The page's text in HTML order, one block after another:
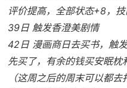
评价提高，全部状态+8，
39日 触发香澄美剧情
42日 漫画商日去买书，触
先买了，有余的钱买安眠
（这周之后的周末可以都去